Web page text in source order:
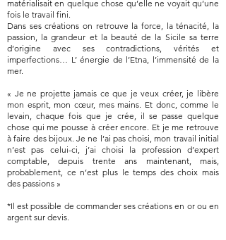
matérialisait en quelque chose qu’elle ne voyait qu’une
fois le travail fini.
Dans ses créations on retrouve la force, la ténacité, la
passion, la grandeur et la beauté de la Sicile sa terre
d’origine avec ses contradictions, vérités et
imperfections… L’ énergie de l’Etna, l’immensité de la
mer.
« Je ne projette jamais ce que je veux créer, je libère
mon esprit, mon cœur, mes mains. Et donc, comme le
levain, chaque fois que je crée, il se passe quelque
chose qui me pousse à créer encore. Et je me retrouve
à faire des bijoux. Je ne l’ai pas choisi, mon travail initial
n’est pas celui-ci, j’ai choisi la profession d’expert
comptable, depuis trente ans maintenant, mais,
probablement, ce n’est plus le temps des choix mais
des passions »
*Il est possible de commander ses créations en or ou en
argent sur devis.